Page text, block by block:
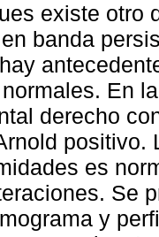
existe otro
banda
En
derecho
positivo.
es
Se
y